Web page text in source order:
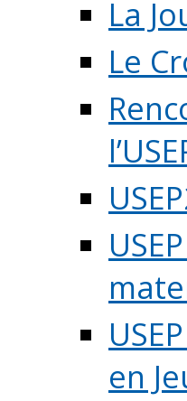
La
Le
en